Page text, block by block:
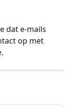
dat e-mails
op met